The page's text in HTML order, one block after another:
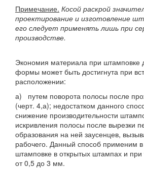
Примечание. Косой раскрой
проектирование и изготовление
его следует применять лишь при
производстве.
Экономия материала при штамповке
формы может быть достигнута при
расположении:
а) путем поворота полосы после
(черт. 4,а); недостатком данного
снижение производительности
искривления полосы после вырезки
образования на ней заусенцев,
рабочего. Данный способ применим
штамповке в открытых штампах и
от 0,5 до 3 мм.